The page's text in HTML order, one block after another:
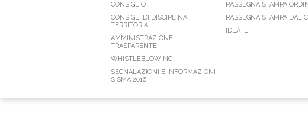
CONSIGLIO
CONSIGLI DI DISCIPLINA
TERRITORIALI
AMMINISTRAZIONE
TRASPARENTE
WHISTLEBLOWING
SEGNALAZIONI E INFORMAZIONI
SISMA 2016
RASSEGNA STAMPA
RASSEGNA STAMPA DAL
IDEATE